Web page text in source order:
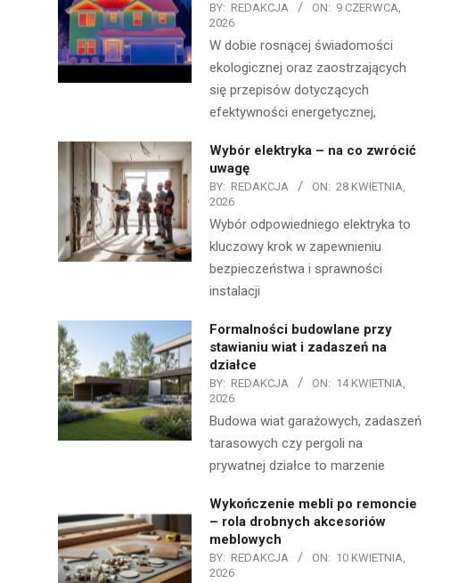
BY: REDAKCJA ON: 9 CZERWCA,
2026
W dobie rosnącej świadomości
ekologicznej oraz zaostrzających
się przepisów dotyczących
efektywności energetycznej,
Wybór elektryka – na co zwrócić
uwagę
BY: REDAKCJA ON: 28 KWIETNIA,
2026
Wybór odpowiedniego elektryka to
kluczowy krok w zapewnieniu
bezpieczeństwa i sprawności
instalacji
Formalności budowlane przy
stawianiu wiat i zadaszeń na
działce
BY: REDAKCJA ON: 14 KWIETNIA,
2026
Budowa wiat garażowych, zadaszeń
tarasowych czy pergoli na
prywatnej działce to marzenie
Wykończenie mebli po remoncie
– rola drobnych akcesoriów
meblowych
BY: REDAKCJA ON: 10 KWIETNIA,
2026